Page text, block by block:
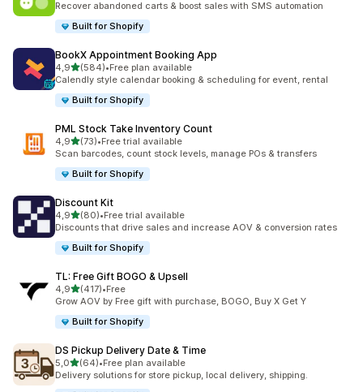
Recover abandoned carts & boost sales with SMS automation
Built for Shopify
BookX Appointment Booking App
4,9av 5 stjerner
(584)
Totalt 584 omtaler
•Free plan available
Calendly style calendar booking & scheduling for event, rental
Built for Shopify
PML Stock Take Inventory Count
4,9av 5 stjerner
(73)
Totalt 73 omtaler
•Free trial available
Scan barcodes, count stock levels, manage POs & transfers
Built for Shopify
Discount Kit
4,9av 5 stjerner
(80)
Totalt 80 omtaler
•Free trial available
Discounts that drive sales and increase AOV & conversion rates
Built for Shopify
TL: Free Gift BOGO & Upsell
4,9av 5 stjerner
(417)
Totalt 417 omtaler
•Free
Grow AOV by Free gift with purchase, BOGO, Buy X Get Y
Built for Shopify
DS Pickup Delivery Date & Time
5,0av 5 stjerner
(64)
Totalt 64 omtaler
•Free plan available
Delivery solutions for store pickup, local delivery, shipping.